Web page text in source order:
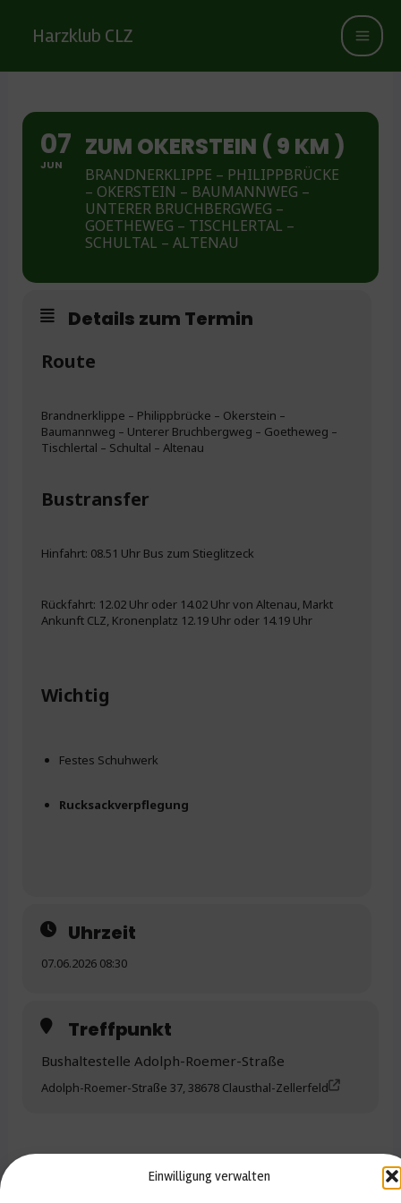
Einwilligung verwalten
Inhalt
springenHarzklub CLZ
07
JUN
ZUM OKERSTEIN ( 9 KM )
BRANDNERKLIPPE – PHILIPPBRÜCKE
– OKERSTEIN – BAUMANNWEG –
UNTERER BRUCHBERGWEG –
GOETHEWEG – TISCHLERTAL –
SCHULTAL – ALTENAU
Details zum Termin
Route
Brandnerklippe – Philippbrücke – Okerstein –
Baumannweg – Unterer Bruchbergweg – Goetheweg –
Tischlertal – Schultal – Altenau
Bustransfer
Hinfahrt: 08.51 Uhr Bus zum Stieglitzeck
Rückfahrt: 12.02 Uhr oder 14.02 Uhr von Altenau, Markt
Ankunft CLZ, Kronenplatz 12.19 Uhr oder 14.19 Uhr
Wichtig
Festes Schuhwerk
Rucksackverpflegung
Uhrzeit
07.06.2026 08:30
Treffpunkt
Bushaltestelle Adolph-Roemer-Straße
Adolph-Roemer-Straße 37, 38678 Clausthal-Zellerfeld